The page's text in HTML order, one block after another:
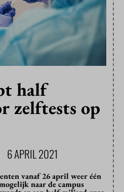
half
zelftests op
6 APRIL 2021
vanaf 26 april weer één
naar de campus